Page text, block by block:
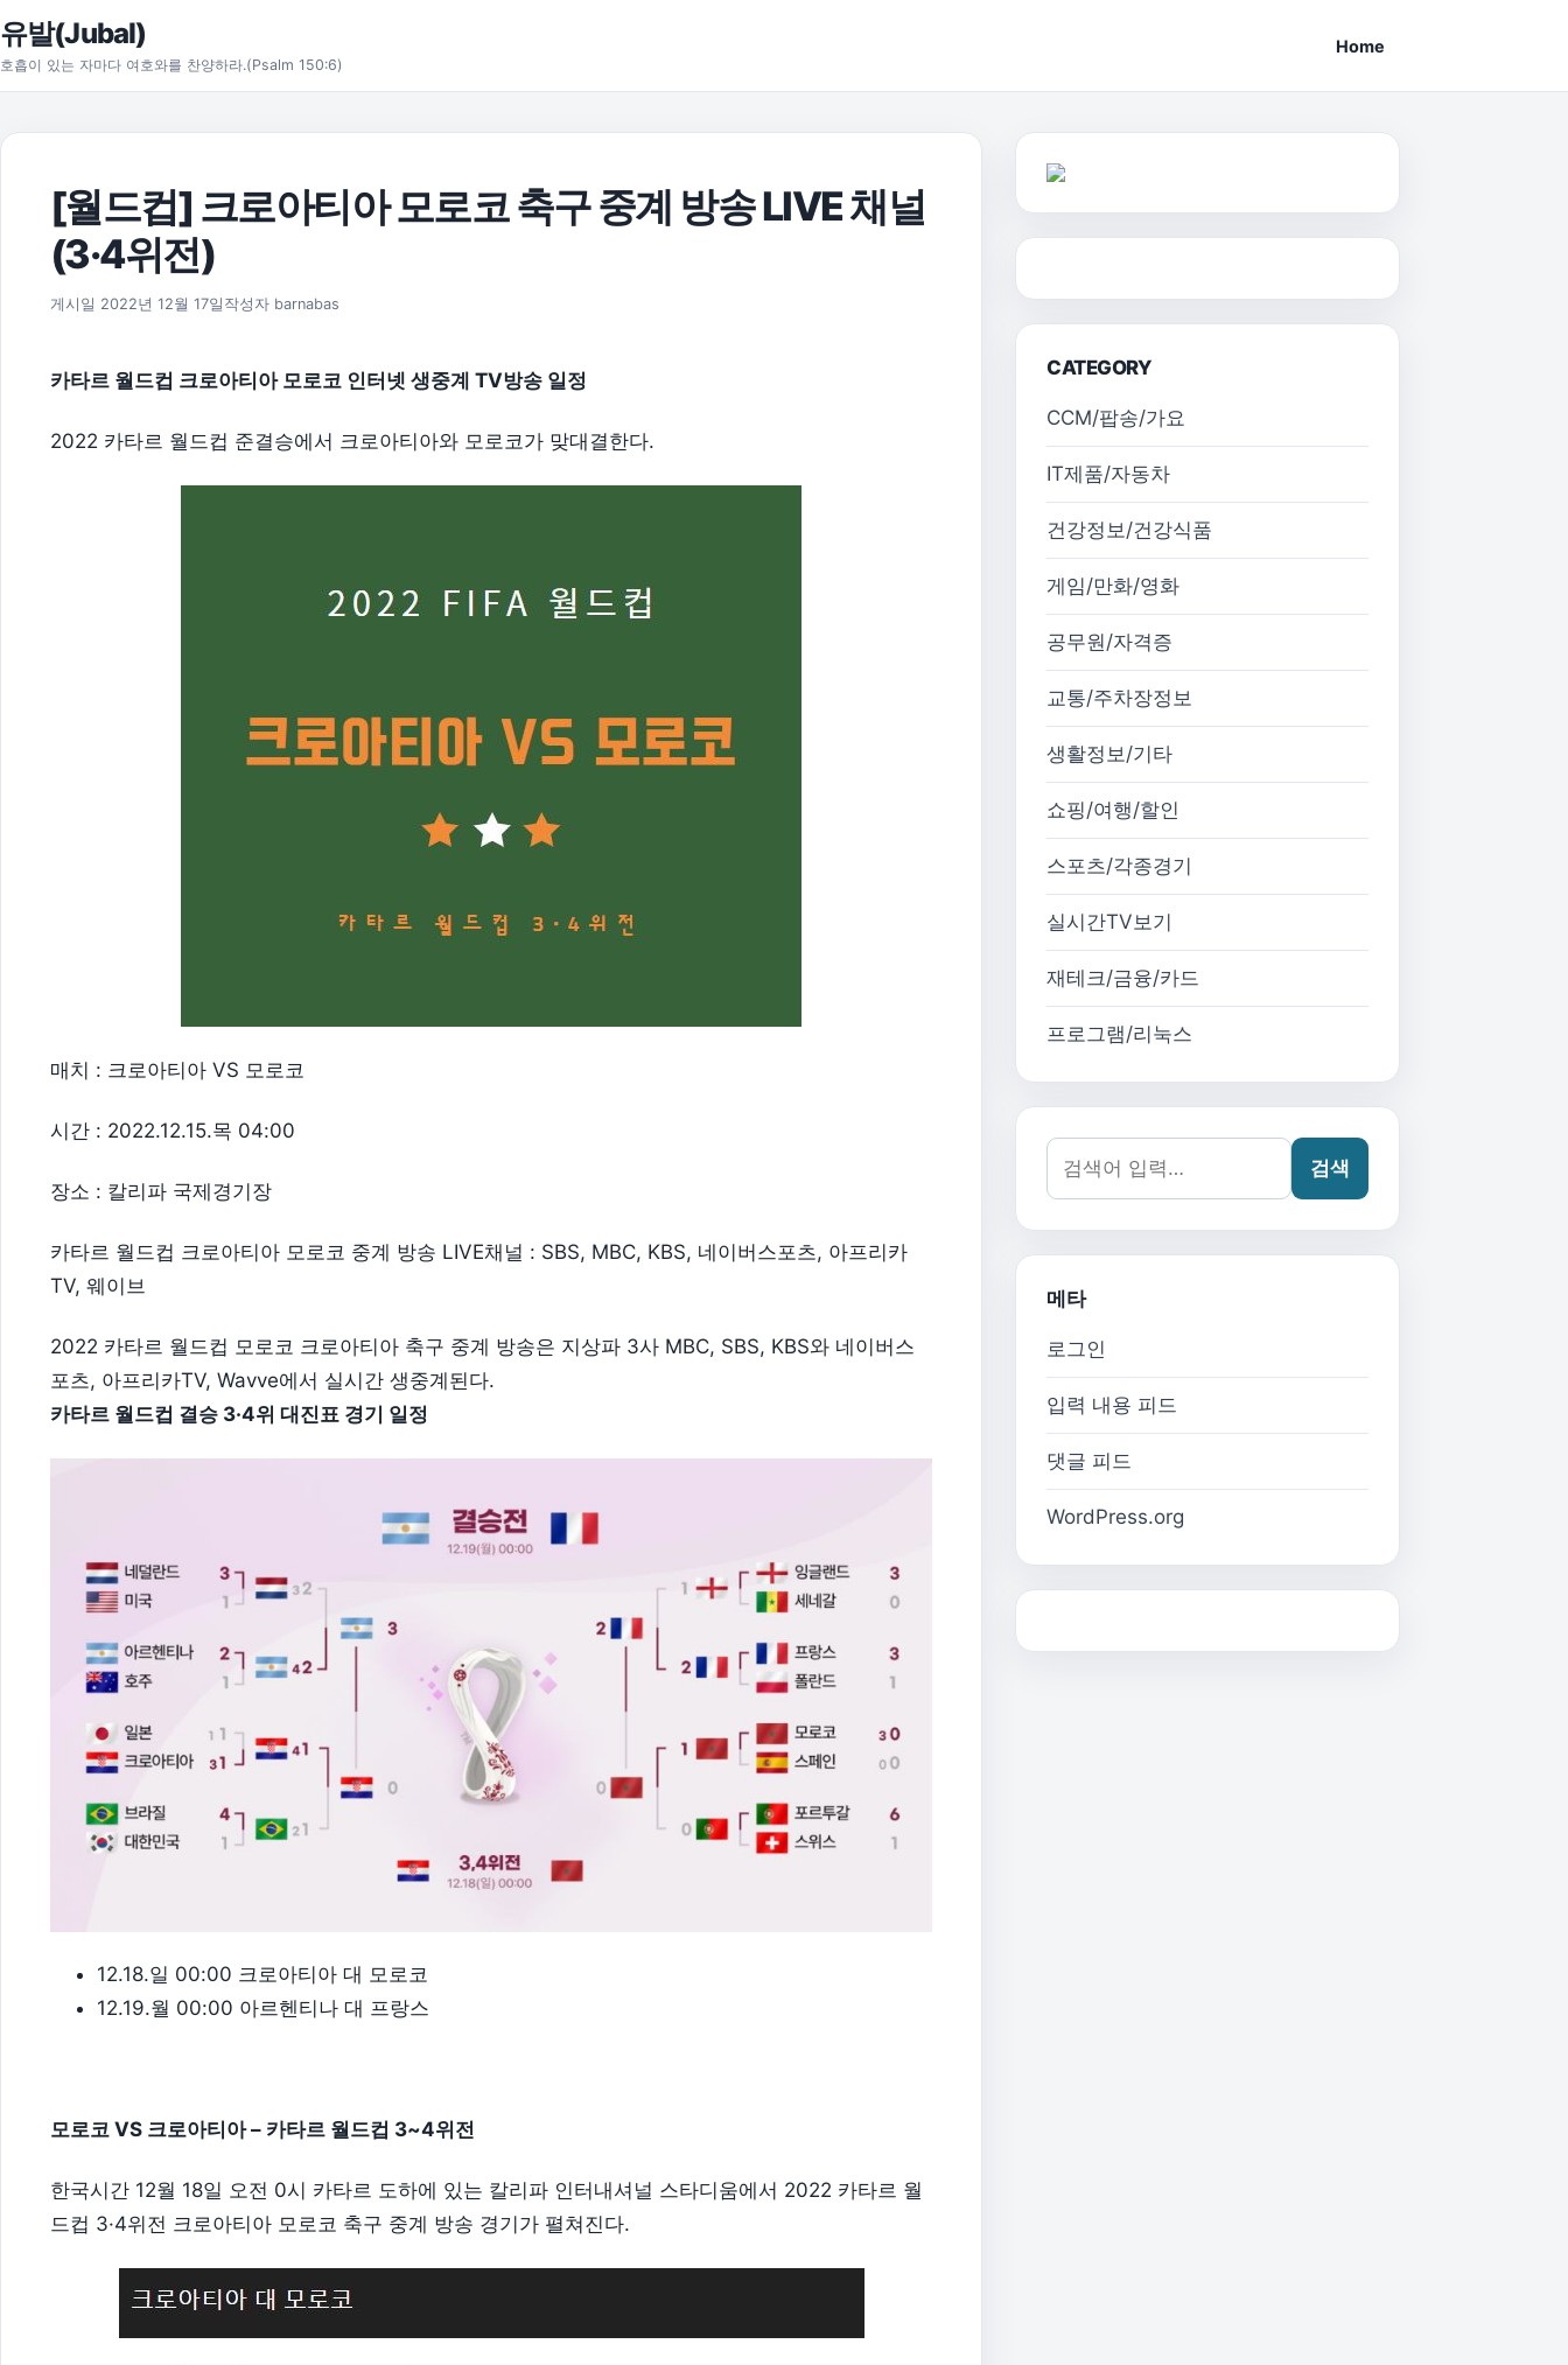
본문으로 건너뛰기
유발(Jubal)
호흡이 있는 자마다 여호와를 찬양하라.(Psalm 150:6)
Home
[월드컵] 크로아티아 모로코 축구 중계 방송 LIVE 채널
(3·4위전)
게시일 2022년 12월 17일 2026년 8월 1일
작성자 barnabas
카타르 월드컵 크로아티아 모로코 인터넷 생중계 TV방송 일정
2022 카타르 월드컵 준결승에서 크로아티아와 모로코가 맞대결한다.
매치 : 크로아티아 VS 모로코
시간 : 2022.12.15.목 04:00
장소 : 칼리파 국제경기장
카타르 월드컵 크로아티아 모로코 중계 방송 LIVE채널 : SBS, MBC, KBS, 네이버스포츠, 아프리카
TV, 웨이브
2022 카타르 월드컵 모로코 크로아티아 축구 중계 방송은 지상파 3사 MBC, SBS, KBS와 네이버스
포츠, 아프리카TV, Wavve에서 실시간 생중계된다.
카타르 월드컵 결승 3·4위 대진표 경기 일정
12.18.일 00:00 크로아티아 대 모로코
12.19.월 00:00 아르헨티나 대 프랑스
모로코 VS 크로아티아 – 카타르 월드컵 3~4위전
한국시간 12월 18일 오전 0시 카타르 도하에 있는 칼리파 인터내셔널 스타디움에서 2022 카타르 월
드컵 3·4위전 크로아티아 모로코 축구 중계 방송 경기가 펼쳐진다.
CATEGORY
CCM/팝송/가요
IT제품/자동차
건강정보/건강식품
게임/만화/영화
공무원/자격증
교통/주차장정보
생활정보/기타
쇼핑/여행/할인
스포츠/각종경기
실시간TV보기
재테크/금융/카드
프로그램/리눅스
검색어:
검색
메타
로그인
입력 내용 피드
댓글 피드
WordPress.org